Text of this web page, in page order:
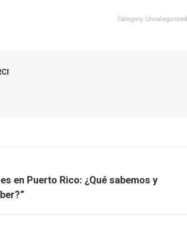
Category: Uncategorized
en Puerto Rico: ¿Qué sabemos y